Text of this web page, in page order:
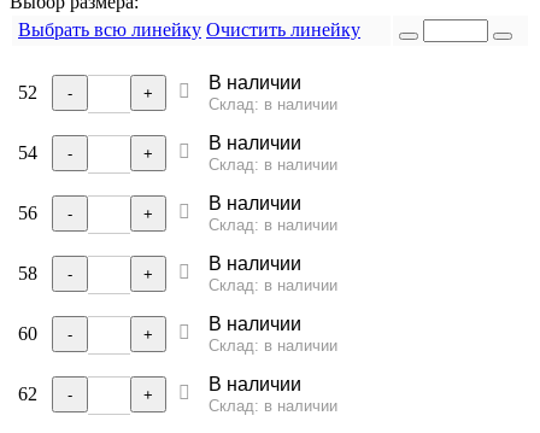
Выбрать всю линейку Очистить линейку
52 - + В наличии
Склад: в наличии
54 - + В наличии
Склад: в наличии
56 - + В наличии
Склад: в наличии
58 - + В наличии
Склад: в наличии
60 - + В наличии
Склад: в наличии
62 - + В наличии
Склад: в наличии